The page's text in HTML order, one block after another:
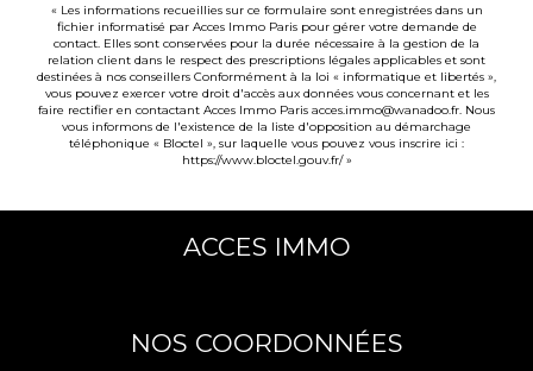
« Les informations recueillies sur ce formulaire sont enregistrées dans un
fichier informatisé par Acces Immo Paris pour gérer votre demande de
contact. Elles sont conservées pour la durée nécessaire à la gestion de la
relation client dans le respect des prescriptions légales applicables et sont
destinées à nos conseillers Conformément à la loi « informatique et libertés »,
vous pouvez exercer votre droit d'accès aux données vous concernant et les
faire rectifier en contactant Acces Immo Paris acces.immo@wanadoo.fr. Nous
vous informons de l'existence de la liste d'opposition au démarchage
téléphonique « Bloctel », sur laquelle vous pouvez vous inscrire ici :
https://www.bloctel.gouv.fr/»
ACCES IMMO
NOS COORDONNÉES